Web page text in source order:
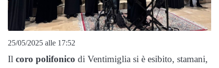
25/05/2025 alle 17:52
Il coro polifonico di Ventimiglia si è esibito, stamani,